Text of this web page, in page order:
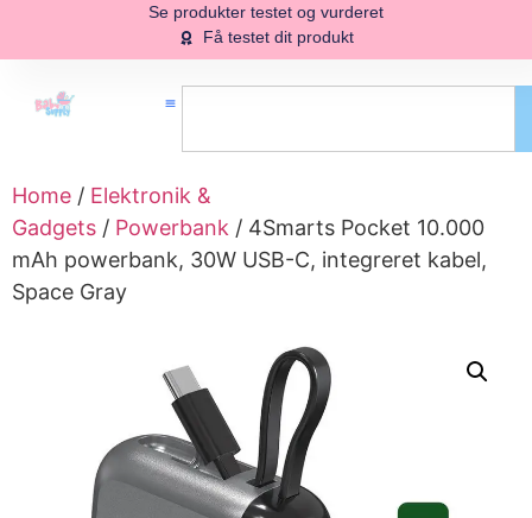
Se produkter testet og vurderet
Få testet dit produkt
Home / Elektronik &
Gadgets / Powerbank / 4Smarts Pocket 10.000
mAh powerbank, 30W USB-C, integreret kabel,
Space Gray